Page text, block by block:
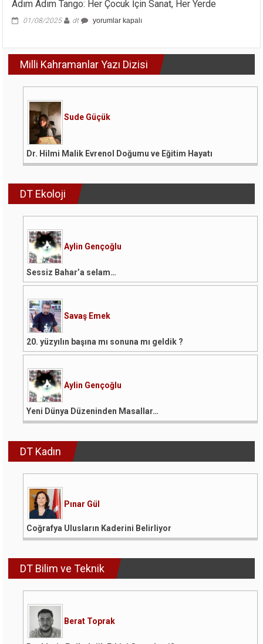
Adım Adım Tango: Her Çocuk İçin Sanat, Her Yerde
01/08/2025 dt
Adım
Çocuk
İçin
için
yorumlar kapalı
Milli Kahramanlar Yazı Dizisi
Sude Güçük
Dr. Hilmi Malik Evrenol Doğumu ve Eğitim Hayatı
DT Ekoloji
Aylin Gençoğlu
Sessiz Bahar’a selam…
Savaş Emek
20. yüzyılın başına mı sonuna mı geldik ?
Aylin Gençoğlu
Yeni Dünya Düzeninden Masallar…
DT Kadın
Pınar Gül
Coğrafya Ulusların Kaderini Belirliyor
DT Bilim ve Teknik
Berat Toprak